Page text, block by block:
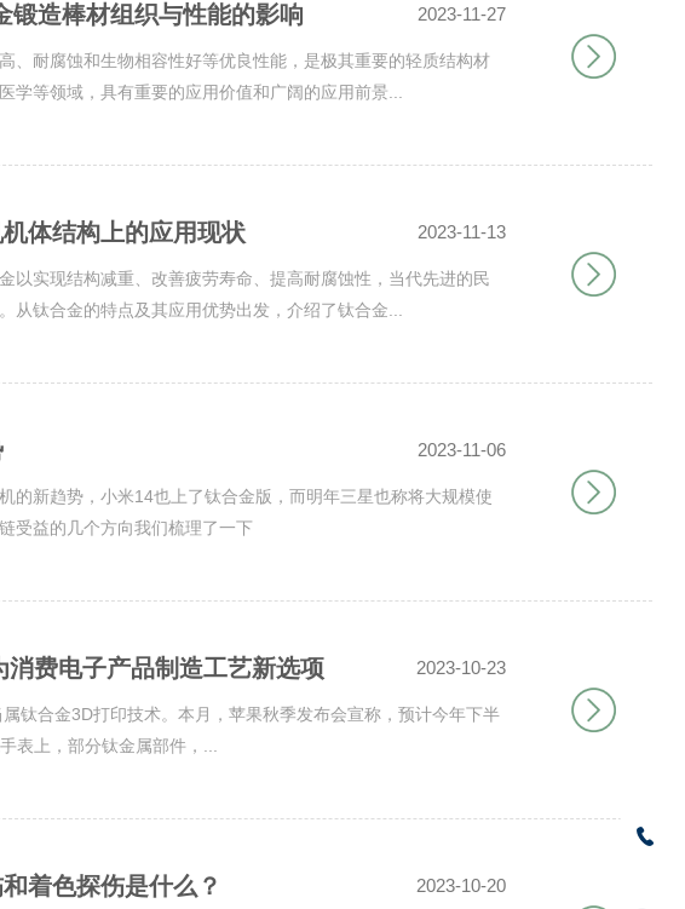
锻造棒材组织与性能的影响 2023-11-27
、耐腐蚀和生物相容性好等优良性能，是极其重要的轻质结构材
学等领域，具有重要的应用价值和广阔的应用前景...
体结构上的应用现状 2023-11-13
以实现结构减重、改善疲劳寿命、提高耐腐蚀性，当代先进的民
从钛合金的特点及其应用优势出发，介绍了钛合金...
2023-11-06
的新趋势，小米14也上了钛合金版，而明年三星也称将大规模使
受益的几个方向我们梳理了一下
费电子产品制造工艺新选项 2023-10-23
钛合金3D打印技术。本月，苹果秋季发布会宣称，预计今年下半
表上，部分钛金属部件，...
着色探伤是什么？ 2023-10-20